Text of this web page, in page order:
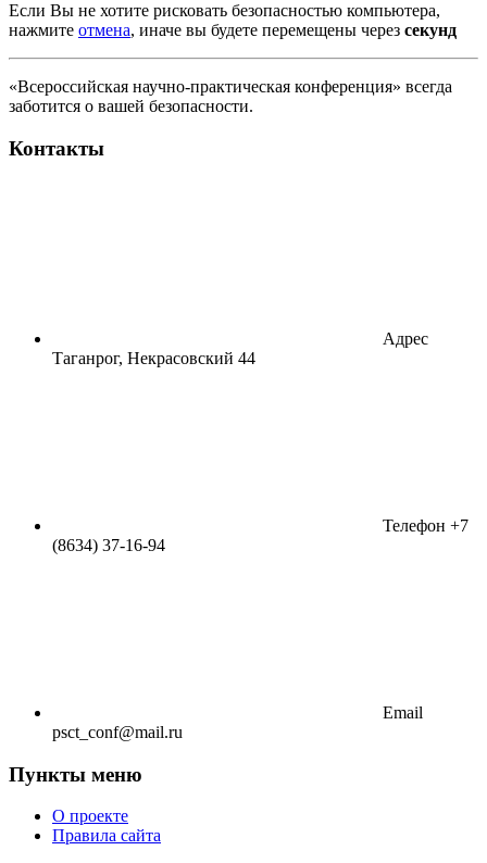
Если Вы не хотите рисковать безопасностью компьютера,
нажмите отмена, иначе вы будете перемещены через секунд
«Всероссийская научно-практическая конференция» всегда
заботится о вашей безопасности.
Контакты
Адрес
Таганрог, Некрасовский 44
Телефон +7
(8634) 37-16-94
Email
psct_conf@mail.ru
Пункты меню
О проекте
Правила сайта